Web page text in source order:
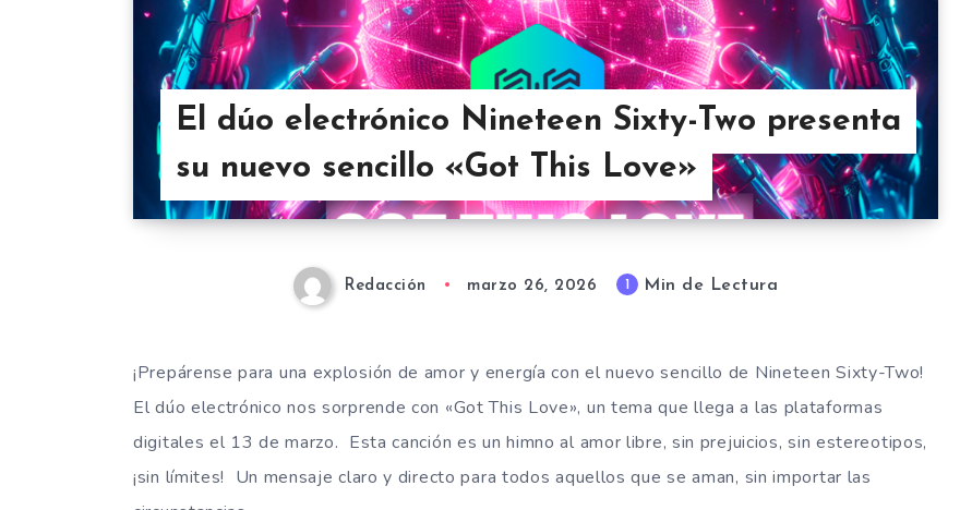
El dúo electrónico Nineteen Sixty-Two presenta
su nuevo sencillo «Got This Love»
Redacción marzo 26, 2026 1 Min de Lectura
¡Prepárense para una explosión de amor y energía con el nuevo sencillo de Nineteen Sixty-Two!
El dúo electrónico nos sorprende con «Got This Love», un tema que llega a las plataformas
digitales el 13 de marzo. Esta canción es un himno al amor libre, sin prejuicios, sin estereotipos,
¡sin límites! Un mensaje claro y directo para todos aquellos que se aman, sin importar las